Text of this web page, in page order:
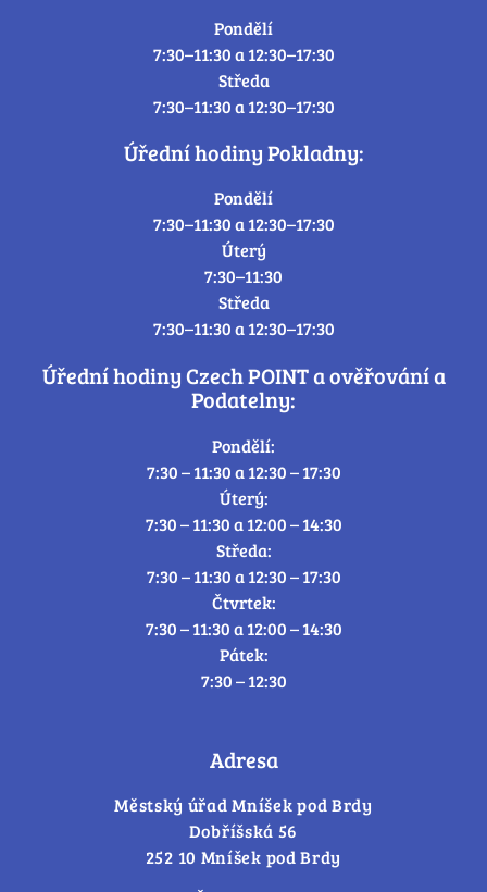
Pondělí
7:30–11:30 a 12:30–17:30
Středa
7:30–11:30 a 12:30–17:30
Úřední hodiny Pokladny:
Pondělí
7:30–11:30 a 12:30–17:30
Úterý
7:30–11:30
Středa
7:30–11:30 a 12:30–17:30
Úřední hodiny Czech POINT a ověřování a
Podatelny:
Pondělí:
7:30 – 11:30 a 12:30 – 17:30
Úterý:
7:30 – 11:30 a 12:00 – 14:30
Středa:
7:30 – 11:30 a 12:30 – 17:30
Čtvrtek:
7:30 – 11:30 a 12:00 – 14:30
Pátek:
7:30 – 12:30
Adresa
Městský úřad Mníšek pod Brdy
Dobříšská 56
252 10 Mníšek pod Brdy